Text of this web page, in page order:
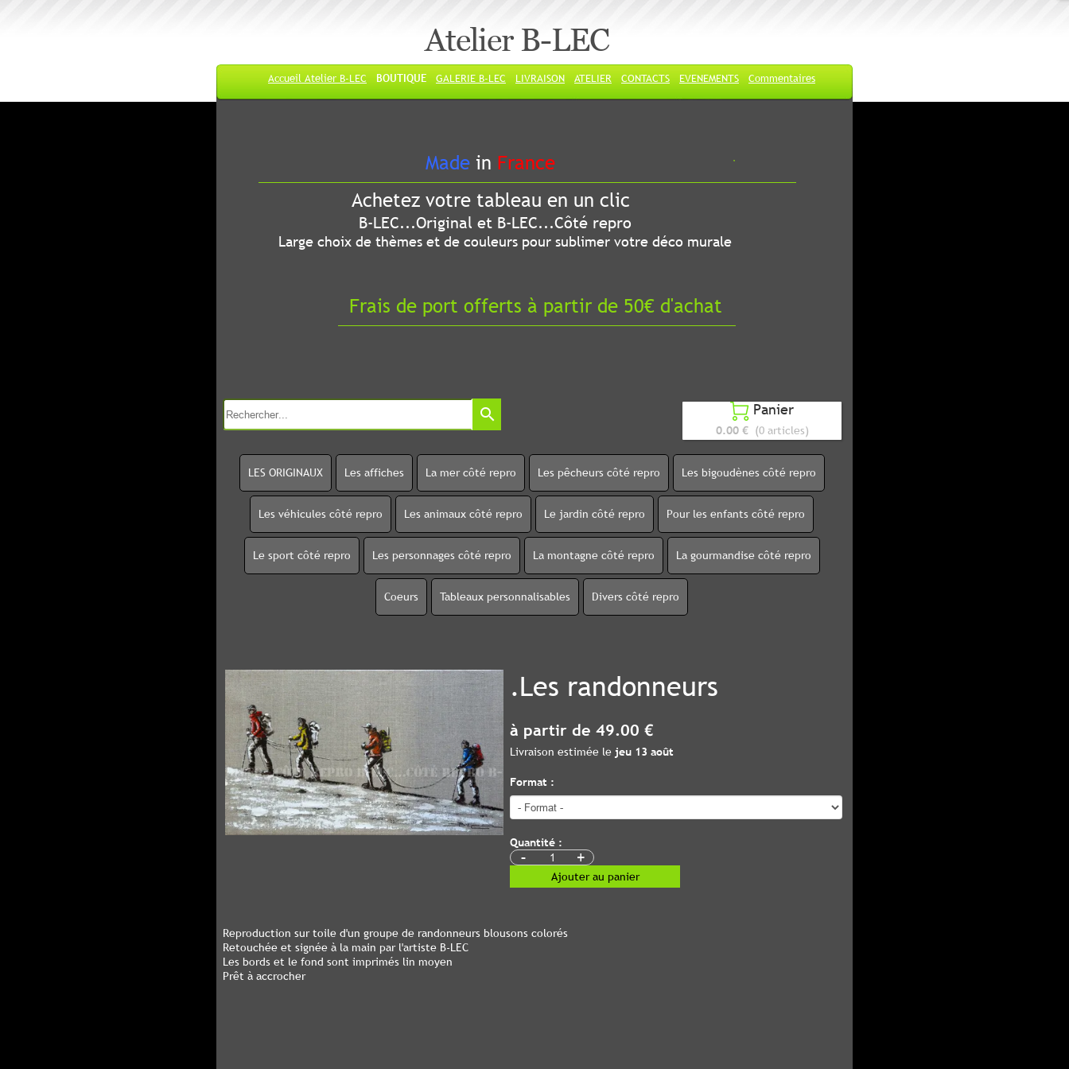
Atelier B-LEC
Accueil Atelier B-LEC BOUTIQUE GALERIE B-LEC LIVRAISON ATELIER CONTACTS EVENEMENTS Commentaires
Made in France
Achetez votre tableau en un clic
B-LEC...Original et B-LEC...Côté repro
Large choix de thèmes et de couleurs pour sublimer votre déco murale
Frais de port offerts à partir de 50€ d'achat
search  Panier
0.00 € (0 articles)
LES ORIGINAUX Les affiches La mer côté repro Les pêcheurs côté repro Les bigoudènes côté repro
Les véhicules côté repro Les animaux côté repro Le jardin côté repro Pour les enfants côté repro
Le sport côté repro Les personnages côté repro La montagne côté repro La gourmandise côté repro
Coeurs Tableaux personnalisables Divers côté repro
.Les randonneurs
à partir de 49.00 €
Livraison estimée le jeu 13 août
Format :
Quantité :
- +
Ajouter au panier
Reproduction sur toile d'un groupe de randonneurs blousons colorés
Retouchée et signée à la main par l'artiste B-LEC
Les bords et le fond sont imprimés lin moyen
Prêt à accrocher